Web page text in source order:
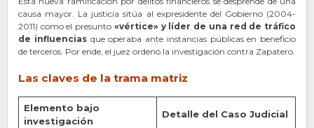
causa mayor. La justicia sitúa al expresidente del Gobierno (2004-
2011) como el presunto «vértice» y líder de una red de tráfico
de influenciasque operaba ante instancias públicas en beneficio
de terceros. Por ende, el juez ordenó la investigación contra Zapatero.
Las claves de la trama matriz
Elemento bajo
investigación
Detalle del Caso Judicial